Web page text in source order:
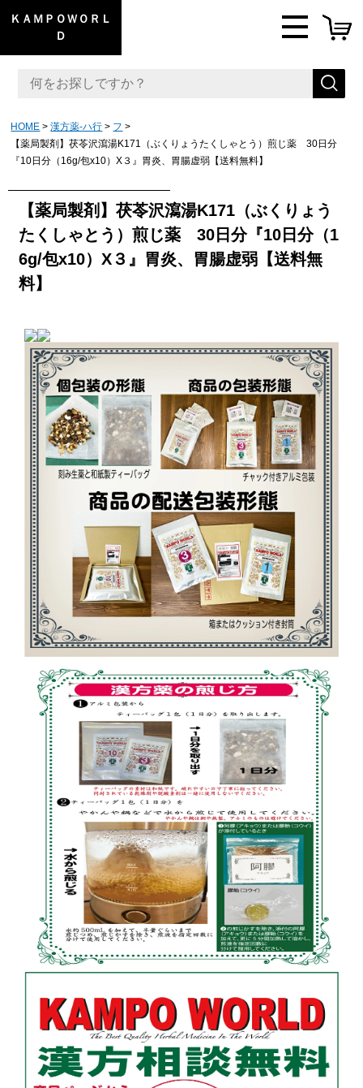
ＫＡＭＰＯＷＯＲＬ
Ｄ
HOME 漢方薬-ハ行
フ
【薬局製剤】茯苓沢瀉湯K171（ぶくりょうたくしゃとう）煎じ薬 30日分
『10日分（16g/包x10）X３』胃炎、胃腸虚弱【送料無料】
【薬局製剤】茯苓沢瀉湯K171（ぶくりょう
たくしゃとう）煎じ薬 30日分『10日分（1
6g/包x10）X３』胃炎、胃腸虚弱【送料無
料】